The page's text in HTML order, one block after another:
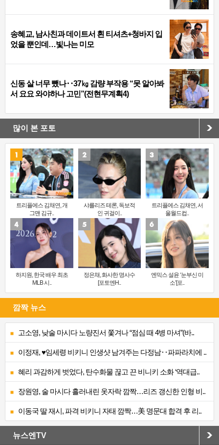
송혜교, 남사친과 데이트서 흰 티셔츠+청바지 입
었을 뿐인데…빛나는 미모
신동 살 너무 뺐나‥37㎏ 감량 부작용 “못 알아봐
서 요요 와야하나 고민”(전현무계획4)
많이 본 포토
트리플에스 김채연, 개
그맨 김규..
샤를리즈 테론, 독보적
인 귀걸이..
트리플에스 김채연, 서
울월드컵..
하지원, 한국 배우 최초
MLB 시..
정은채, 화사한 명사수
[포토엔H..
엔믹스 설윤 ‘눈부신 미
소’[포..
깜짝 뉴스
고소영, 낮술 마시다 노량진서 쫓겨나 “점심 때 4병 마셔”(바..
이정재, ♥임세령 비키니 인생샷 남겨주는 다정남‥파파라치에 ..
혜리 과감하게 벗었다, 탄수화물 끊고 끈 비니키 소화 ‘역대급..
장원영, 술 마시다 흘러내린 옷자락 깜짝…리즈 갱신한 인형 비..
이동국 딸 재시, 파격 비키니 자태 깜짝…美 명문대 합격 후 리..
뉴스엔TV